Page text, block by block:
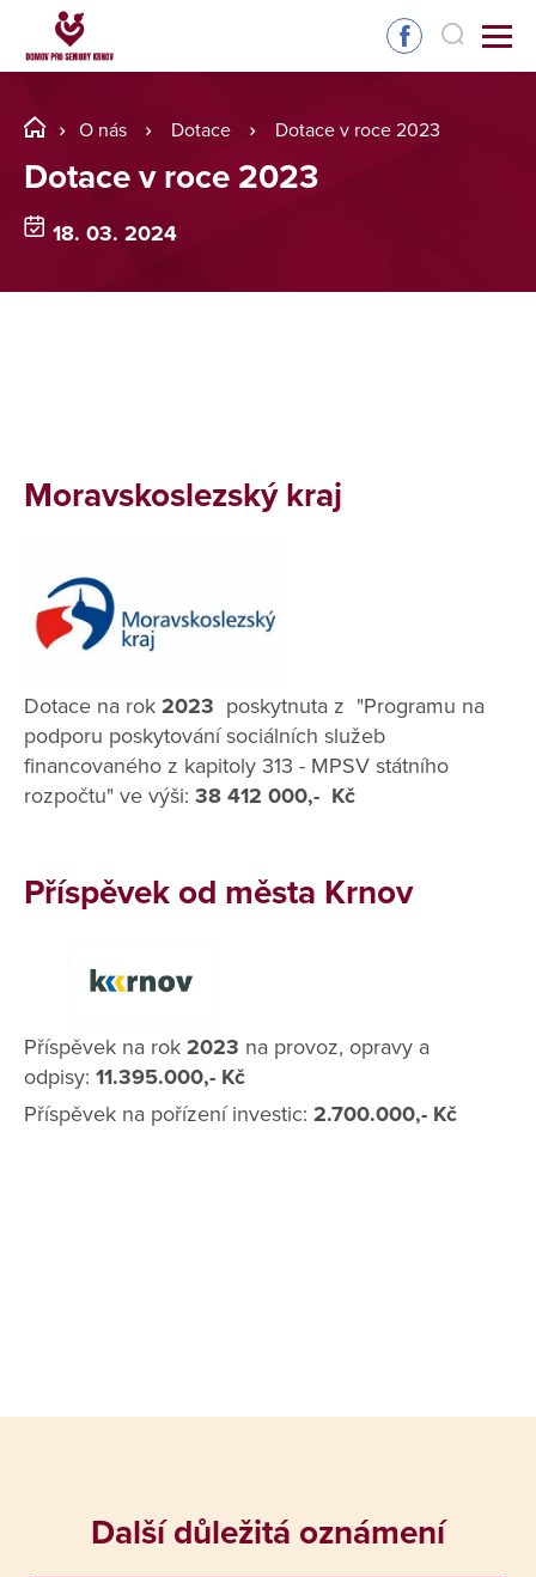
O nás Dotace Dotace v roce 2023
Dotace v roce 2023
18. 03. 2024
Moravskoslezský kraj
Dotace na rok 2023 poskytnuta z "Programu na
podporu poskytování sociálních služeb
financovaného z kapitoly 313 - MPSV státního
rozpočtu" ve výši: 38 412 000,- Kč
Příspěvek od města Krnov
Příspěvek na rok 2023 na provoz, opravy a
odpisy: 11.395.000,- Kč
Příspěvek na pořízení investic: 2.700.000,- Kč
Další důležitá oznámení